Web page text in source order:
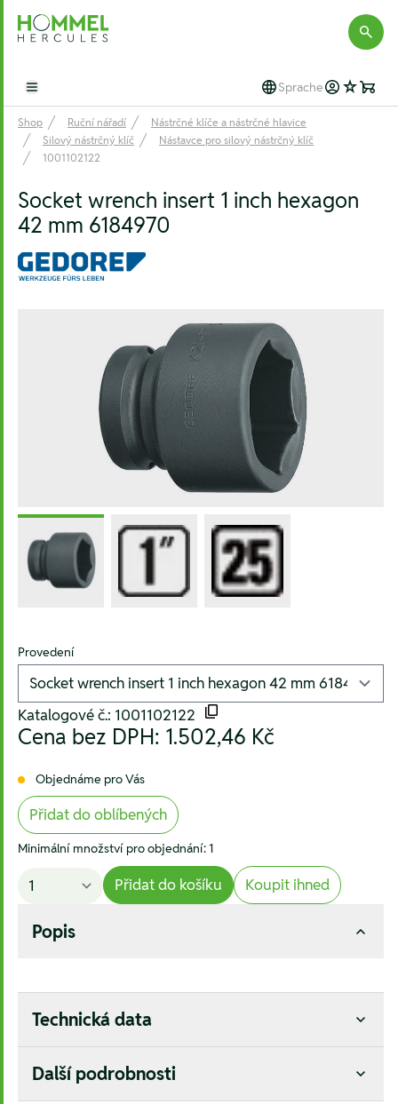
Hommel Hercules
Open main menu Sprache
Shop Ruční nářadí
Nástrčné klíče a nástrčné hlavice
Silový nástrčný klíč
Nástavce pro silový nástrčný klíč
1001102122
Socket wrench insert 1 inch hexagon
42 mm 6184970
Provedení
Katalogové č.: 1001102122
Cena bez DPH: 1.502,46 Kč
Objednáme pro Vás
Přidat do oblíbených
Minimální množství pro objednání: 1
Přidat do košíku Koupit ihned
Popis
Technická data
Další podrobnosti